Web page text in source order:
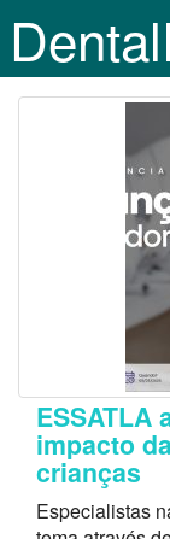
ESSATLA
impacto
crianças
Especialistas